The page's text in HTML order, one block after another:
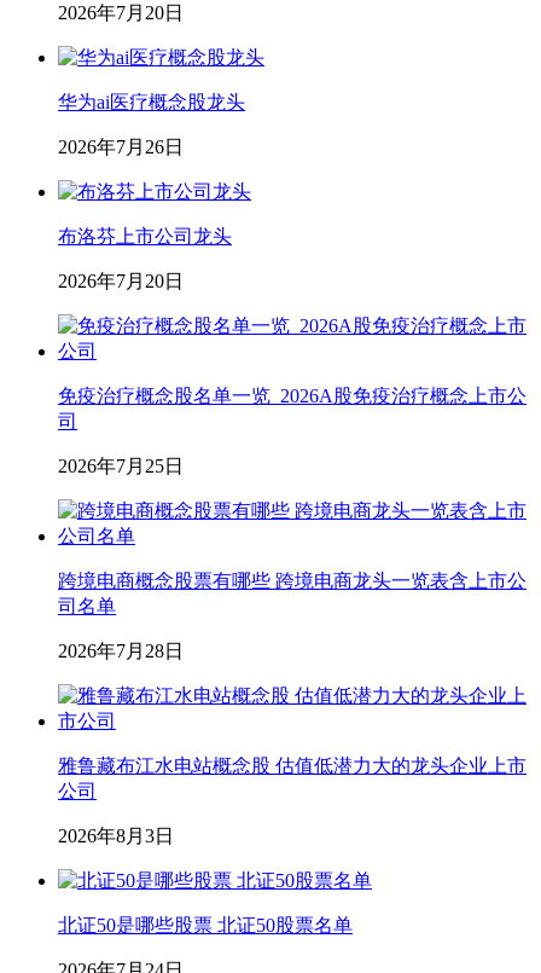
2026年7月20日
华为ai医疗概念股龙头
2026年7月26日
布洛芬上市公司龙头
2026年7月20日
免疫治疗概念股名单一览_2026A股免疫治疗概念上市公
司
2026年7月25日
跨境电商概念股票有哪些 跨境电商龙头一览表含上市公
司名单
2026年7月28日
雅鲁藏布江水电站概念股 估值低潜力大的龙头企业上市
公司
2026年8月3日
北证50是哪些股票 北证50股票名单